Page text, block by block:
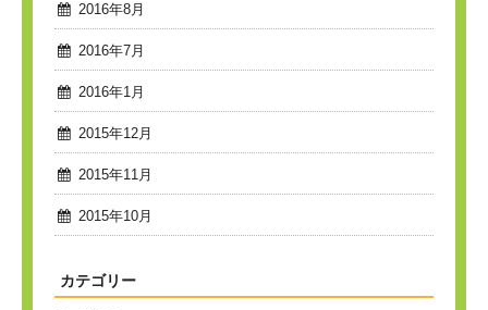
2016年8月
2016年7月
2016年1月
2015年12月
2015年11月
2015年10月
カテゴリー